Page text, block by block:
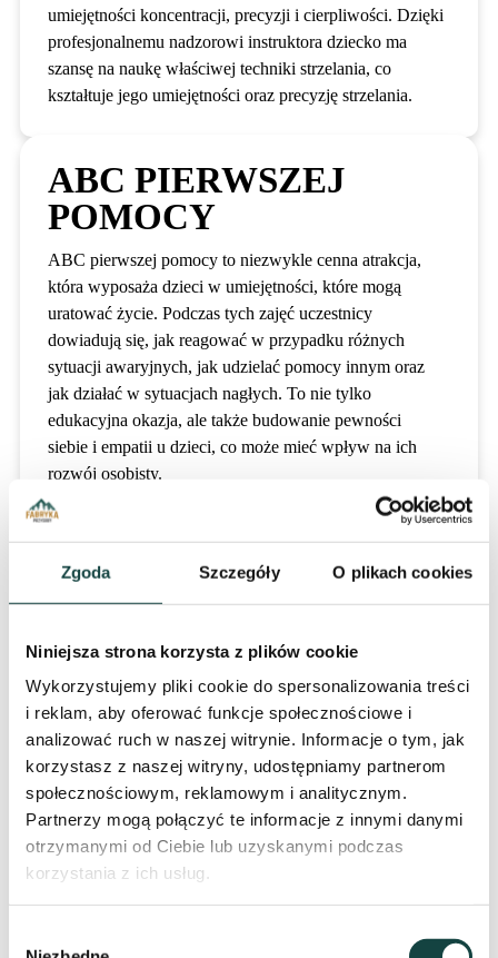
Zgoda Szczegóły O plikach cookies
Niniejsza strona korzysta z plików cookie
Wykorzystujemy pliki cookie do spersonalizowania treści
i reklam, aby oferować funkcje społecznościowe i
analizować ruch w naszej witrynie. Informacje o tym, jak
korzystasz z naszej witryny, udostępniamy partnerom
społecznościowym, reklamowym i analitycznym.
Partnerzy mogą połączyć te informacje z innymi danymi
otrzymanymi od Ciebie lub uzyskanymi podczas
korzystania z ich usług.
umiejętności koncentracji, precyzji i cierpliwości. Dzięki
profesjonalnemu nadzorowi instruktora dziecko ma
szansę na naukę właściwej techniki strzelania, co
kształtuje jego umiejętności oraz precyzję strzelania.
ABC PIERWSZEJ
POMOCY
ABC pierwszej pomocy to niezwykle cenna atrakcja,
która wyposaża dzieci w umiejętności, które mogą
uratować życie. Podczas tych zajęć uczestnicy
dowiadują się, jak reagować w przypadku różnych
sytuacji awaryjnych, jak udzielać pomocy innym oraz
jak działać w sytuacjach nagłych. To nie tylko
edukacyjna okazja, ale także budowanie pewności
siebie i empatii u dzieci, co może mieć wpływ na ich
rozwój osobisty.
ORIENTEERING
MAPY – o mapach będziecie wiedzieli wszystko.
topograficzne i inne zagadnienia. KOMPAS – jak już
znacie mapy trzeba zaprzyjaźnić się z kompasem.
Nauczycie się jak wykorzystać ten tandem do
sprawnego poruszania się w terenie. GRY TEREOWE
– praktyczne wykorzystanie zdobytej wiedzy. Nie
obędzie się bez Nocnych Podchodów.
OGIEŃ
wartościowa atrakcja na obozie survivalowym, która